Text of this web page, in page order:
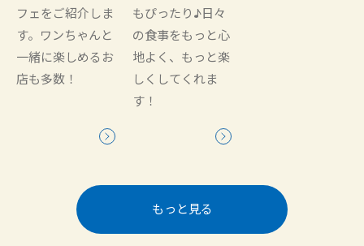
フェをご紹介しま
す。ワンちゃんと
一緒に楽しめるお
店も多数！
もぴったり♪日々
の食事をもっと心
地よく、もっと楽
しくしてくれま
す！
もっと見る